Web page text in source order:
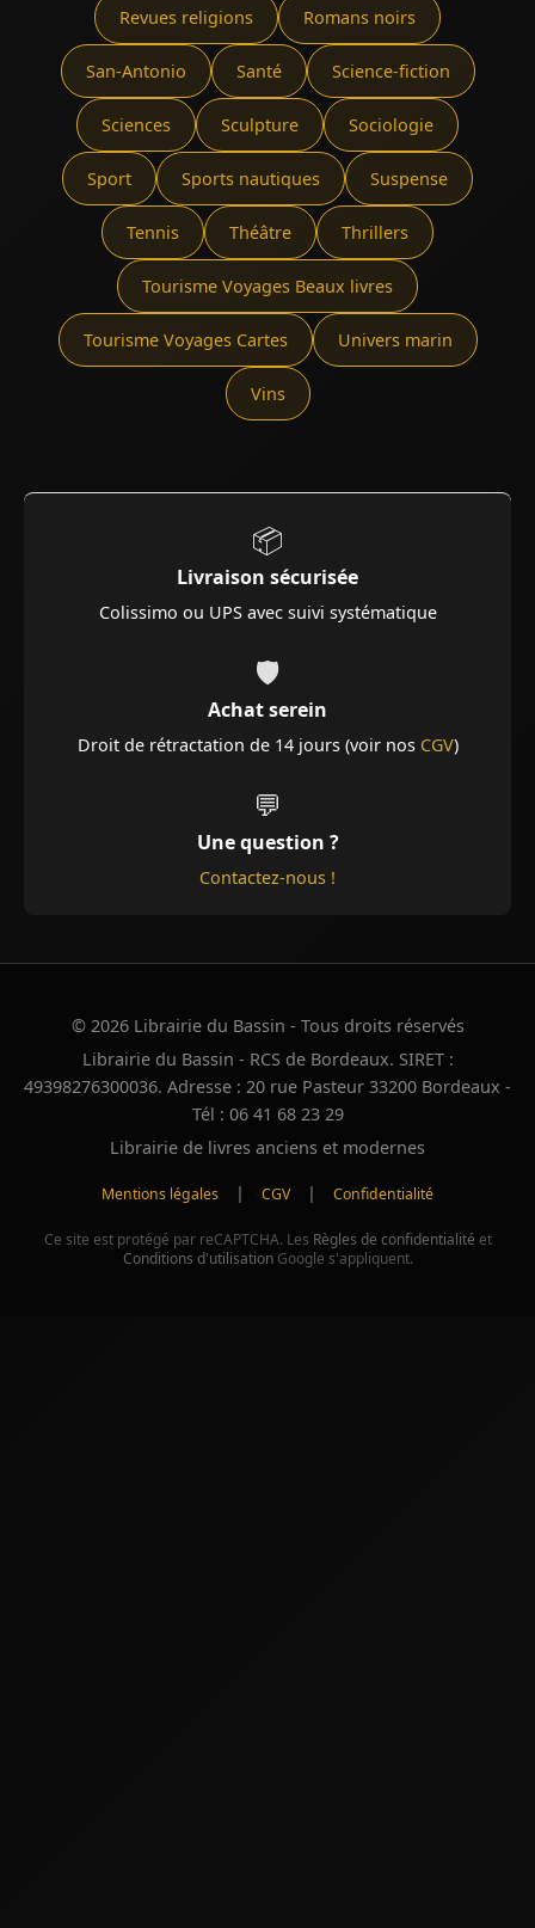
Revues religions Romans noirs
San-Antonio Santé Science-fiction
Sciences Sculpture Sociologie
Sport Sports nautiques Suspense
Tennis Théâtre Thrillers
Tourisme Voyages Beaux livres
Tourisme Voyages Cartes Univers marin
Vins
📦
Livraison sécurisée
Colissimo ou UPS avec suivi systématique
🛡️
Achat serein
Droit de rétractation de 14 jours (voir nos CGV)
💬
Une question ?
Contactez-nous !
© 2026 Librairie du Bassin - Tous droits réservés
Librairie du Bassin - RCS de Bordeaux. SIRET :
49398276300036. Adresse : 20 rue Pasteur 33200 Bordeaux -
Tél : 06 41 68 23 29
Librairie de livres anciens et modernes
Mentions légales | CGV | Confidentialité
Ce site est protégé par reCAPTCHA. Les Règles de confidentialité et
Conditions d'utilisationGoogle s'appliquent.